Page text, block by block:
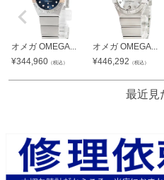
オメガ OMEGA...
¥344,960 （税込）
オメガ OMEGA...
¥446,292 （税込）
最近見